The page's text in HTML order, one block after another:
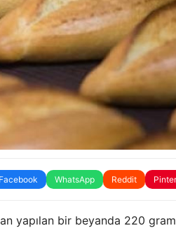
Facebook WhatsApp Reddit
yapılan bir beyanda 220 gram